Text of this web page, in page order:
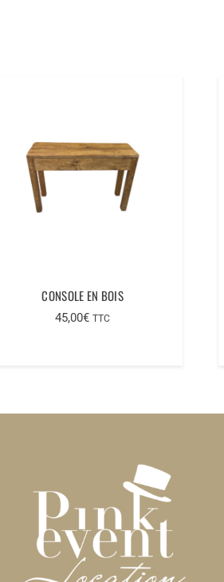
CONSOLE EN BOIS
45,00€ TTC